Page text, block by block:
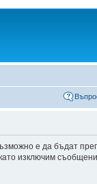
е да бъдат
изключим